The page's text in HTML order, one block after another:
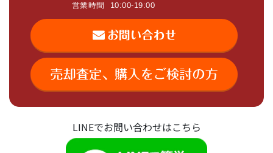
LINEでお問い合わせはこちら